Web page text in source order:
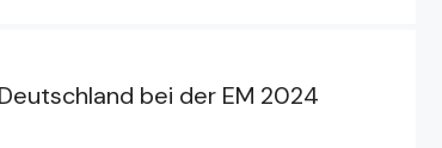
Deutschland bei der EM 2024